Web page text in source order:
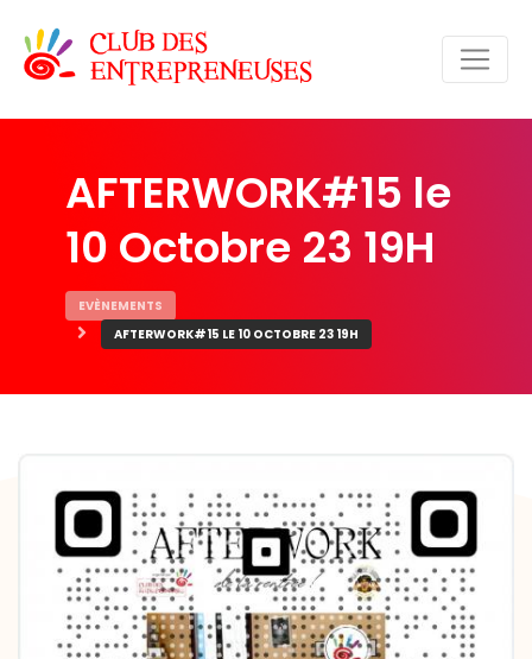
AFTERWORK#15 le
10 Octobre 23 19H
EVÈNEMENTS
AFTERWORK#15 LE 10 OCTOBRE 23 19H